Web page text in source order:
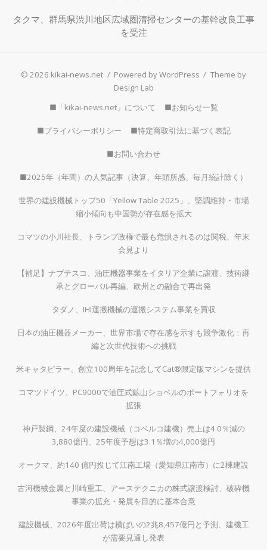
タクマ、群馬県渋川地区広域圏清掃センターの基幹改良工事
を受注
© 2026 kikai-news.net / Powered by WordPress / Theme by
Design Lab
■「kikai-news.net」について
■お知らせ一覧
■プライバシーポリシー ■特定商取引法に基づく表記
■お問い合わせ
■2025年（年間）の人気記事（決算、年頭所感、毎月統計除く）
世界の建設機械トップ50「Yellow Table 2025」、堅調維持・市場
縮小傾向も中国勢が存在感を拡大
コマツの小川社長、トランプ政権で最も危惧されるのは関税、年末
会見より
【補足】ナブテスコ、油圧機器事業をイタリア企業に譲渡、技術継
承とグローバル再編、欧州との融合で再出発
タダノ、IHI運搬機械の運搬システム事業を買収
日本の油圧機器メーカー、世界市場で存在感を示すも競争激化：再
編と次世代技術への挑戦
米キャタピラー、創立100周年を記念してCat®限定版マシンを提供
コマツドイツ、PC9000で油圧式鉱山ショベルのポートフォリオを
拡張
神戸製鋼、24年度の建設機械（コベルコ建機）売上は4.0％減の
3,880億円、25年度予想は3.1％増の4,000億円
オークマ、約140 億円投じて江南工場（愛知県江南市）に2棟建設
古河機械金属と川崎重工、アーステクニカの株式譲渡検討、破砕機
事業の拡充・発展を目的に基本合意
建設機械、2026年度出荷は横ばいの2兆8,457億円と予測、建機工
が需要見通し発表